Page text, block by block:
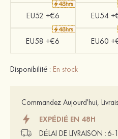
EU52 +€6 EU54
EU58 +€6 EU60
Disponibilité : En stock
Commandez Aujourd'hui,
EXPÉDIÉ EN 48H
DÉLAI DE LIVRAISON : 6-